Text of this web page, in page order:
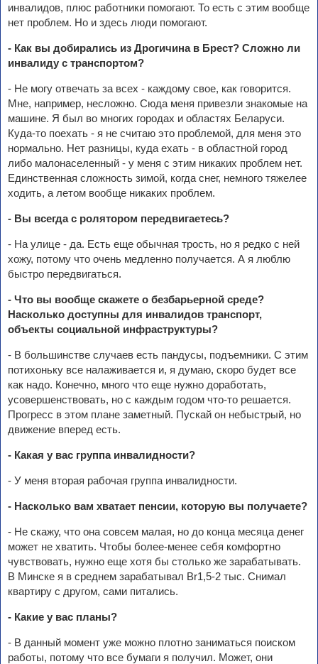
инвалидов, плюс работники помогают. То есть с этим вообще
нет проблем. Но и здесь люди помогают.
- Как вы добирались из Дрогичина в Брест? Сложно ли
инвалиду с транспортом?
- Не могу отвечать за всех - каждому свое, как говорится.
Мне, например, несложно. Сюда меня привезли знакомые на
машине. Я был во многих городах и областях Беларуси.
Куда-то поехать - я не считаю это проблемой, для меня это
нормально. Нет разницы, куда ехать - в областной город
либо малонаселенный - у меня с этим никаких проблем нет.
Единственная сложность зимой, когда снег, немного тяжелее
ходить, а летом вообще никаких проблем.
- Вы всегда с ролятором передвигаетесь?
- На улице - да. Есть еще обычная трость, но я редко с ней
хожу, потому что очень медленно получается. А я люблю
быстро передвигаться.
- Что вы вообще скажете о безбарьерной среде?
Насколько доступны для инвалидов транспорт,
объекты социальной инфраструктуры?
- В большинстве случаев есть пандусы, подъемники. С этим
потихоньку все налаживается и, я думаю, скоро будет все
как надо. Конечно, много что еще нужно доработать,
усовершенствовать, но с каждым годом что-то решается.
Прогресс в этом плане заметный. Пускай он небыстрый, но
движение вперед есть.
- Какая у вас группа инвалидности?
- У меня вторая рабочая группа инвалидности.
- Насколько вам хватает пенсии, которую вы получаете?
- Не скажу, что она совсем малая, но до конца месяца денег
может не хватить. Чтобы более-менее себя комфортно
чувствовать, нужно еще хотя бы столько же зарабатывать.
В Минске я в среднем зарабатывал Br1,5-2 тыс. Снимал
квартиру с другом, сами питались.
- Какие у вас планы?
- В данный момент уже можно плотно заниматься поиском
работы, потому что все бумаги я получил. Может, они